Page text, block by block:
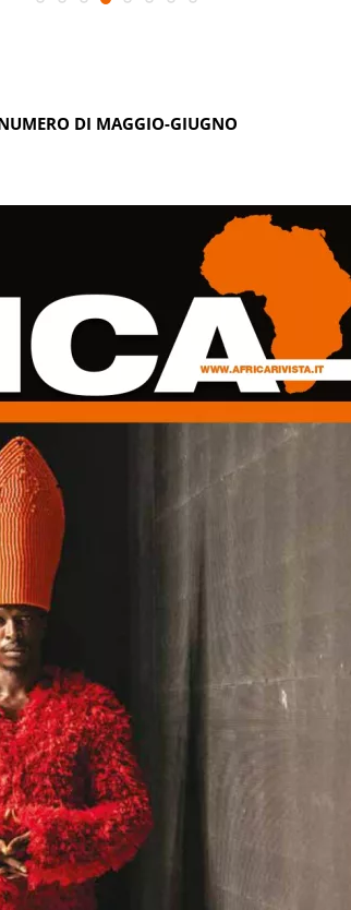
DI MAGGIO-GIUGNO